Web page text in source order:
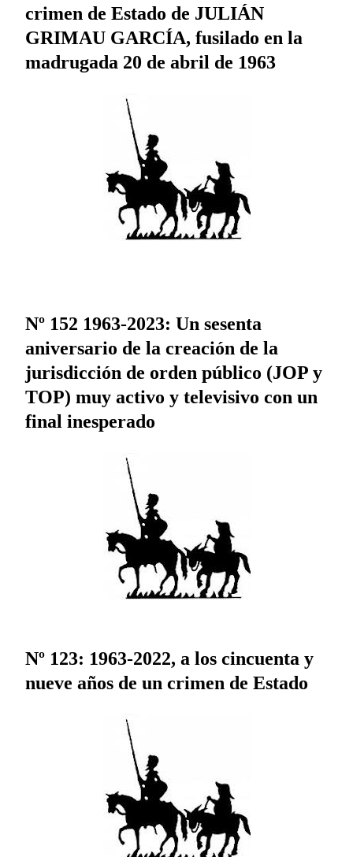
crimen de Estado de JULIÁN
GRIMAU GARCÍA, fusilado en la
madrugada 20 de abril de 1963
Nº 152 1963-2023: Un sesenta
aniversario de la creación de la
jurisdicción de orden público (JOP y
TOP) muy activo y televisivo con un
final inesperado
Nº 123: 1963-2022, a los cincuenta y
nueve años de un crimen de Estado